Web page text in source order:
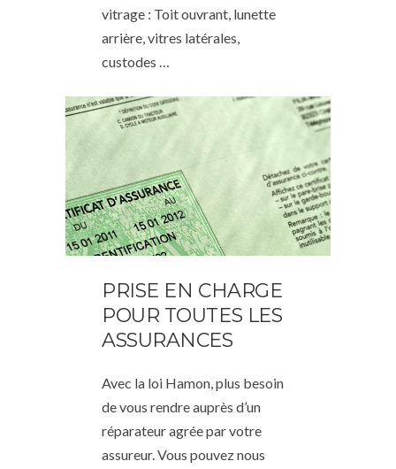
vitrage : Toit ouvrant, lunette
arrière, vitres latérales,
custodes …
PRISE EN CHARGE
POUR TOUTES LES
ASSURANCES
Avec la loi Hamon, plus besoin
de vous rendre auprès d’un
réparateur agrée par votre
assureur. Vous pouvez nous